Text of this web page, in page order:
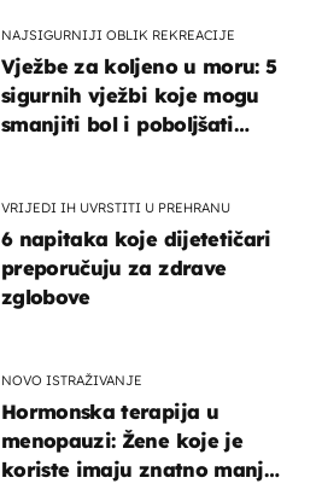
NAJSIGURNIJI OBLIK REKREACIJE
Vježbe za koljeno u moru: 5
sigurnih vježbi koje mogu
smanjiti bol i poboljšati
VRIJEDI IH UVRSTITI U PREHRANU
6 napitaka koje dijetetičari
preporučuju za zdrave
zglobove
NOVO ISTRAŽIVANJE
Hormonska terapija u
menopauzi: Žene koje je
koriste imaju znatno manji